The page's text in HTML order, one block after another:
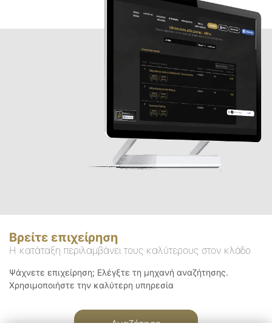
Βρείτε επιχείρηση
Η κατάταξη περιλαμβάνει τους καλύτερους στον κλάδο
Ψάχνετε επιχείρηση; Ελέγξτε τη μηχανή αναζήτησης.
Χρησιμοποιήστε την καλύτερη υπηρεσία